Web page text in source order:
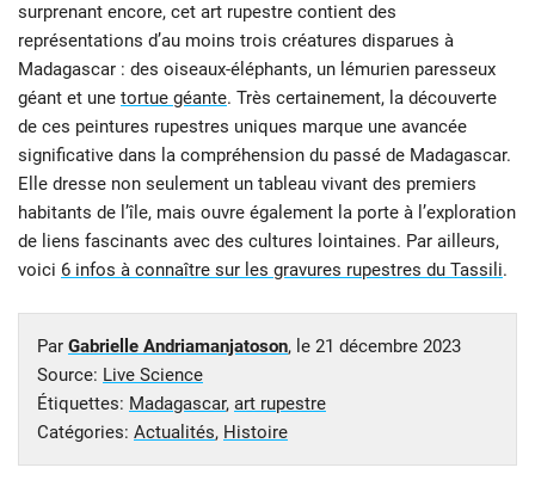
surprenant encore, cet art rupestre contient des
représentations d’au moins trois créatures disparues à
Madagascar : des oiseaux-éléphants, un lémurien paresseux
géant et une tortue géante. Très certainement, la découverte
de ces peintures rupestres uniques marque une avancée
significative dans la compréhension du passé de Madagascar.
Elle dresse non seulement un tableau vivant des premiers
habitants de l’île, mais ouvre également la porte à l’exploration
de liens fascinants avec des cultures lointaines. Par ailleurs,
voici 6 infos à connaître sur les gravures rupestres du Tassili.
Par Gabrielle Andriamanjatoson, le 21 décembre 2023
Source: Live Science
Étiquettes: Madagascar, art rupestre
Catégories: Actualités, Histoire